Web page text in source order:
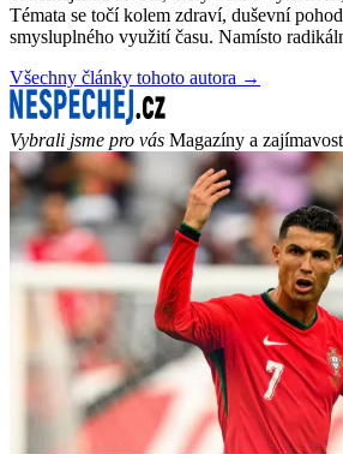
Témata se točí kolem zdraví, duševní
smysluplného využití času. Namísto
Všechny články tohoto autora →
Vybrali jsme pro vás Magazíny a